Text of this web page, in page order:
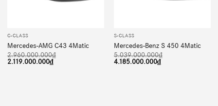
C-CLASS
Mercedes-AMG C43 4Matic
2.960.000.000₫
Giá
2.119.000.000₫Giá
S-CLASS
Mercedes-Benz S 450 4Matic
5.039.000.000₫
Giá
4.185.000.000₫Giá